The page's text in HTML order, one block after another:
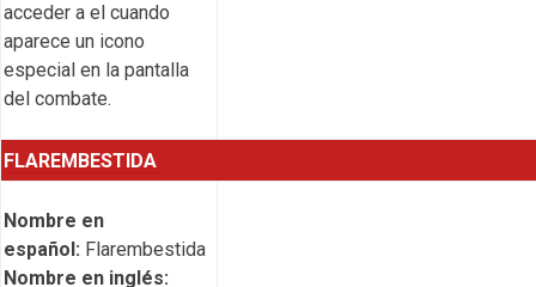
acceder a el cuando
aparece un icono
especial en la pantalla
del combate.
FLAREMBESTIDA
Nombre en
español: Flarembestida
Nombre en inglés: